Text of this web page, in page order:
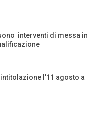
interventi di messa in
l’11 agosto a